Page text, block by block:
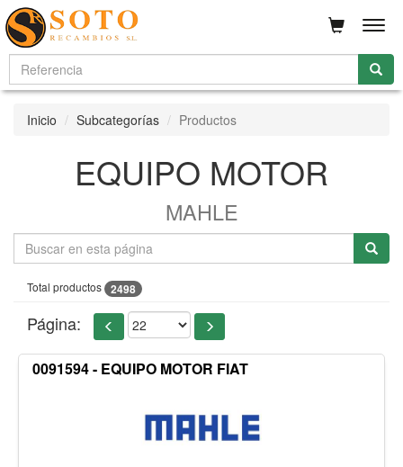
Inicio Subcategorías Productos
EQUIPO MOTOR
MAHLE
Total productos 2498
Página:
0091594 - EQUIPO MOTOR FIAT